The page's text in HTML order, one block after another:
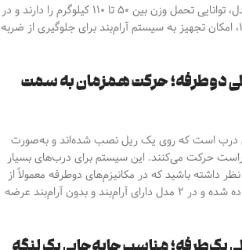
این مکانیزم‌ها بسته به مدل، توانایی تحمل وزن بین ۵۰ تا ۱۱۰ کیلوگرم را دارند و در
مدل‌هایی مانند سری ۱۱۰۲، امکان تجهیز به سیستم آرام‌بند برای جلوگیری از ضربه
دوطرفه؛ حرکت همزمان به سمت
درب است که روی یک ریل نصب شده‌اند و به‌صورت
حرکت می‌کنند. این سیستم برای درب‌های بسیار
باشید که در مکانیزم‌های دوطرفه معمولاً از
ریل‌های آلومینیومی استفاده شده و در ۲ مدل دارای آرام‌بند و بدون آرام‌بند عرضه